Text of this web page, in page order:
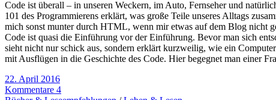
Code ist überall – in unseren Weckern, im Auto, Fernseher und
101 des Programmierens erklärt, was große Teile unseres Alltags
mich sonst munter durch HTML, wenn mir etwas auf dem Blog nicht
Code ist quasi die Einführung vor der Einführung. Bevor man sich
sieht nicht nur schick aus, sondern erklärt kurzweilig, wie ein
mit Ausflügen in die Geschichte des Code. Hier begegnet man einer
22. April 2016
Kommentare 4